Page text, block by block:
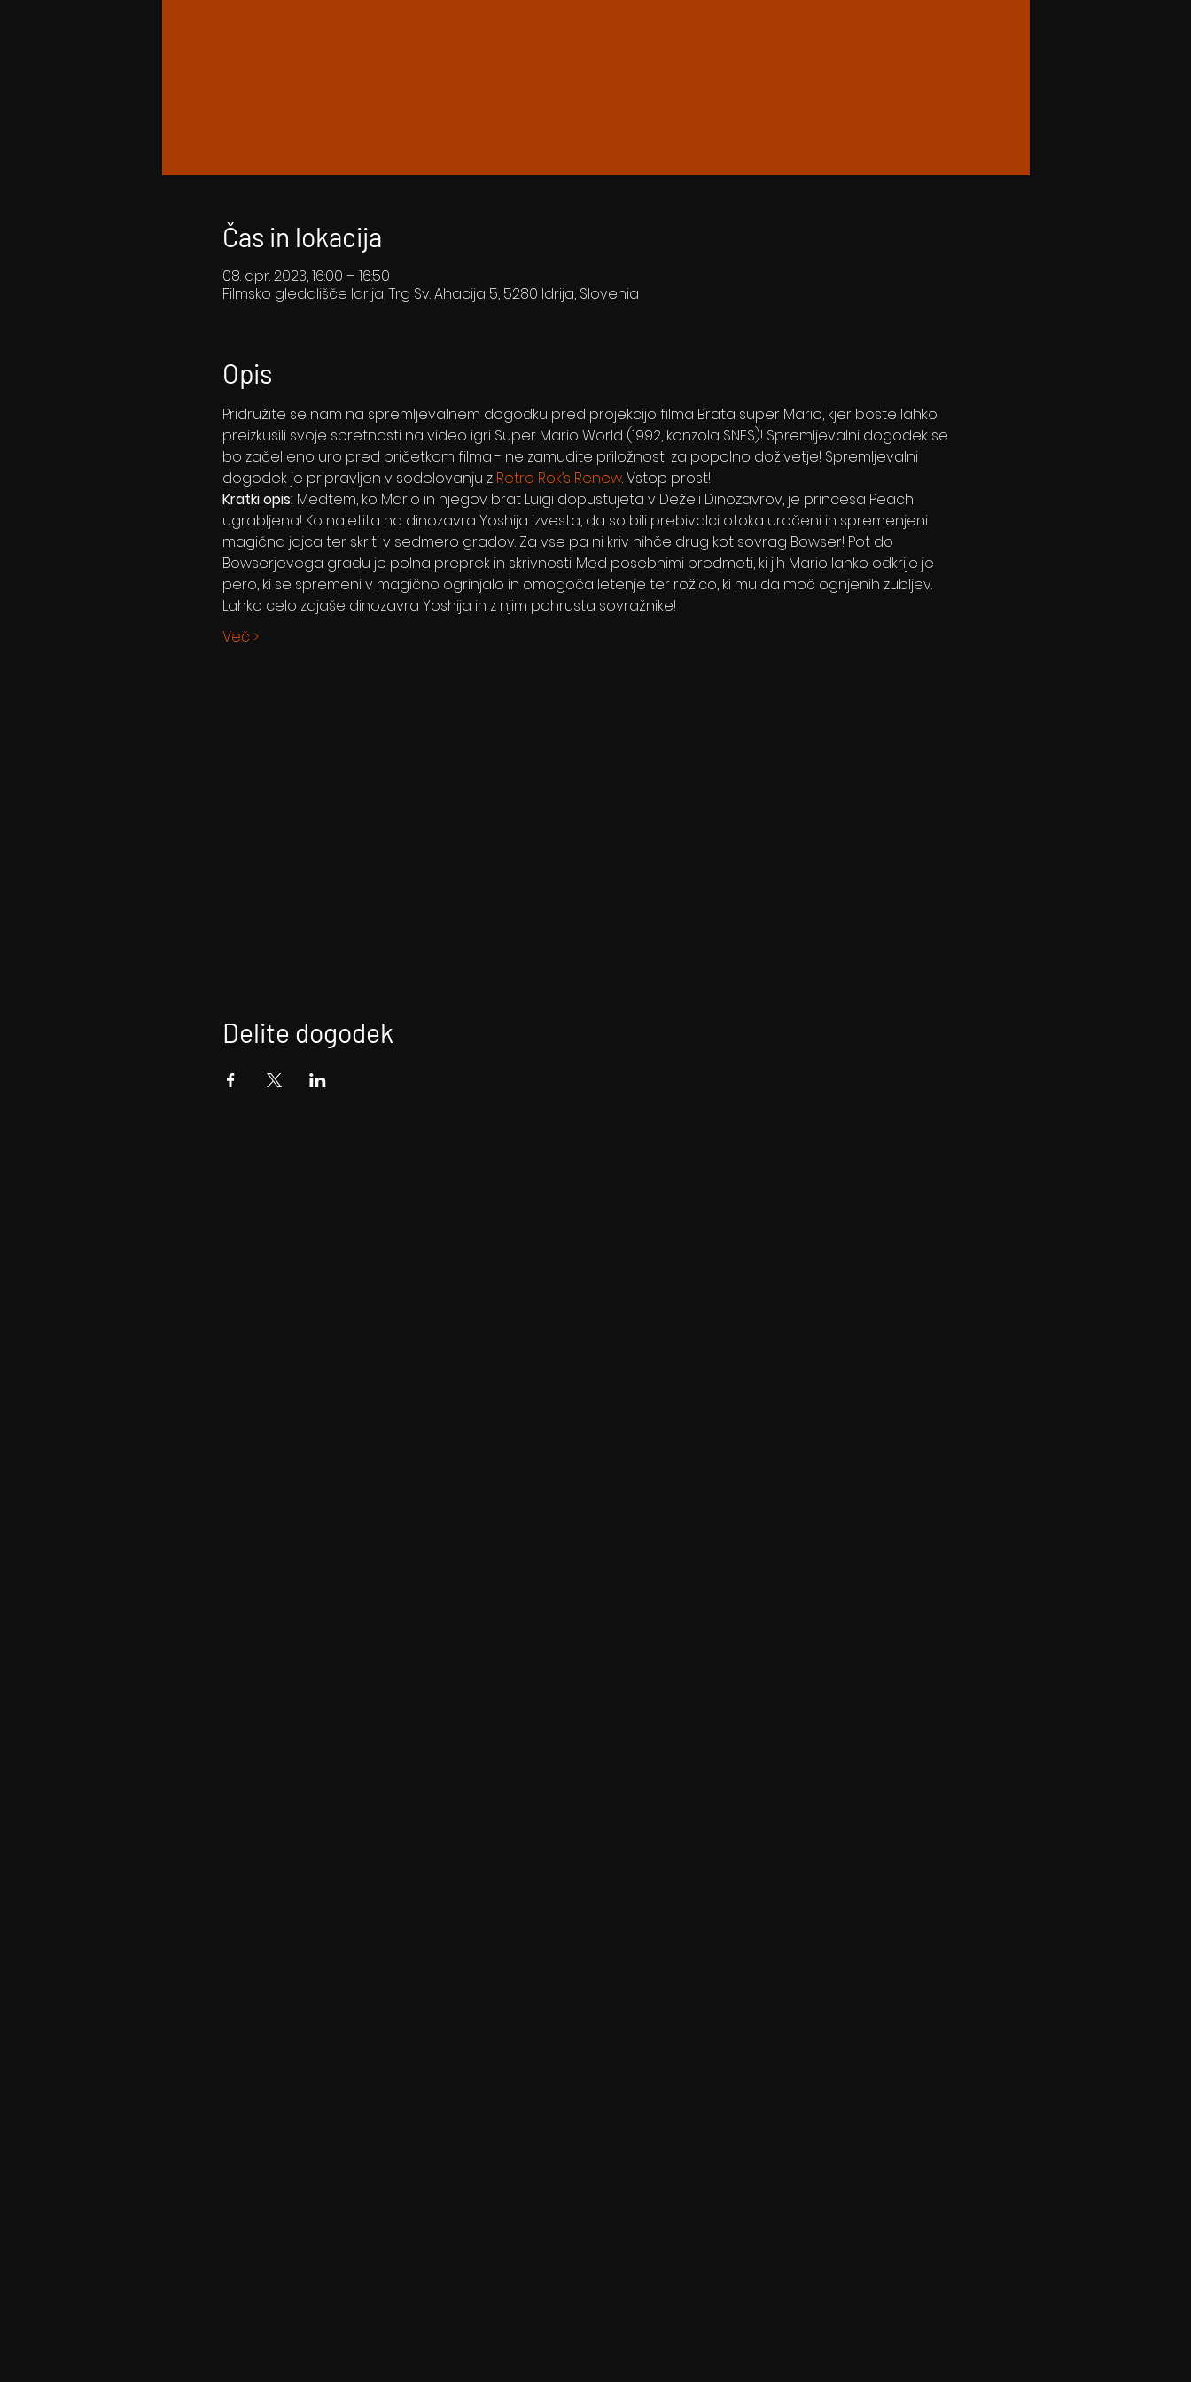
Čas in lokacija
08. apr. 2023, 16:00 – 16:50
Filmsko gledališče Idrija, Trg Sv. Ahacija 5, 5280 Idrija, Slovenia
Opis
Pridružite se nam na spremljevalnem dogodku pred projekcijo filma Brata super Mario, kjer boste lahko
preizkusili svoje spretnosti na video igri Super Mario World (1992, konzola SNES)! Spremljevalni dogodek se
bo začel eno uro pred pričetkom filma - ne zamudite priložnosti za popolno doživetje! Spremljevalni
dogodek je pripravljen v sodelovanju z Retro Rok’s Renew. Vstop prost!
Kratki opis: Medtem, ko Mario in njegov brat Luigi dopustujeta v Deželi Dinozavrov, je princesa Peach
ugrabljena! Ko naletita na dinozavra Yoshija izvesta, da so bili prebivalci otoka uročeni in spremenjeni
magična jajca ter skriti v sedmero gradov. Za vse pa ni kriv nihče drug kot sovrag Bowser! Pot do
Bowserjevega gradu je polna preprek in skrivnosti. Med posebnimi predmeti, ki jih Mario lahko odkrije je
pero, ki se spremeni v magično ogrinjalo in omogoča letenje ter rožico, ki mu da moč ognjenih zubljev.
Lahko celo zajaše dinozavra Yoshija in z njim pohrusta sovražnike!
Več >
Delite dogodek